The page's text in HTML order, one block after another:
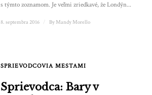
s týmto zoznamom. Je veľmi zriedkavé, že Londýn...
8. septembra 2016 By Mandy Morello
SPRIEVODCOVIA MESTAMI
Sprievodca: Bary v